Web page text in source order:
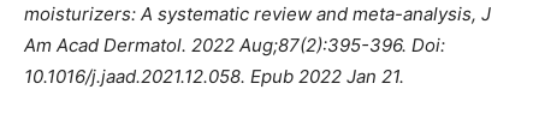
moisturizers: A systematic review and meta-analysis, J
Am Acad Dermatol. 2022 Aug;87(2):395-396. Doi:
10.1016/j.jaad.2021.12.058. Epub 2022 Jan 21.